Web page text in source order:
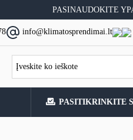
PASINAUDOKITE
info@klimatosprendimai.lt
PASITIKRINKITE